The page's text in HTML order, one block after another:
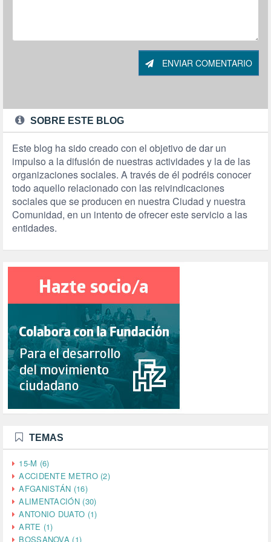
ENVIAR COMENTARIO
SOBRE ESTE BLOG
Este blog ha sido creado con el objetivo de dar un
impulso a la difusión de nuestras actividades y la de las
organizaciones sociales. A través de él podréis conocer
todo aquello relacionado con las reivindicaciones
sociales que se producen en nuestra Ciudad y nuestra
Comunidad, en un intento de ofrecer este servicio a las
entidades.
TEMAS
15-M (6)
ACCIDENTE METRO (2)
AFGANISTÁN (16)
ALIMENTACIÓN (30)
ANTONIO DUATO (1)
ARTE (1)
BOSSANOVA (1)